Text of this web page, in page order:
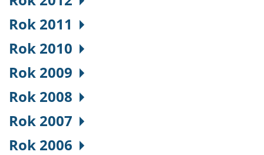
Rok 2011
Rok 2010
Rok 2009
Rok 2008
Rok 2007
Rok 2006